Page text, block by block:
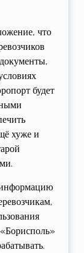
что
будет
хуже и